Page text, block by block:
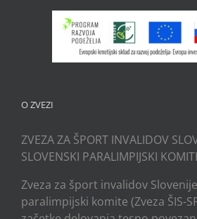
O ZVEZI
ZVEZA ZA ŠPORT INVALIDOV
SLOVENSKI PARALIMPIJSKI
Zveza za šport invalidov
paralimpijski komite (Zveza ŠIS-